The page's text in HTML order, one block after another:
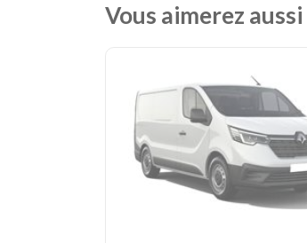
Vous aimerez aussi